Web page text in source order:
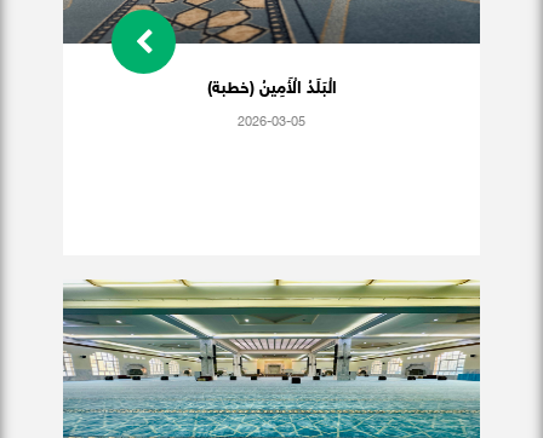
الْبَلَدُ الْأَمِينُ (خطبة)
2026-03-05